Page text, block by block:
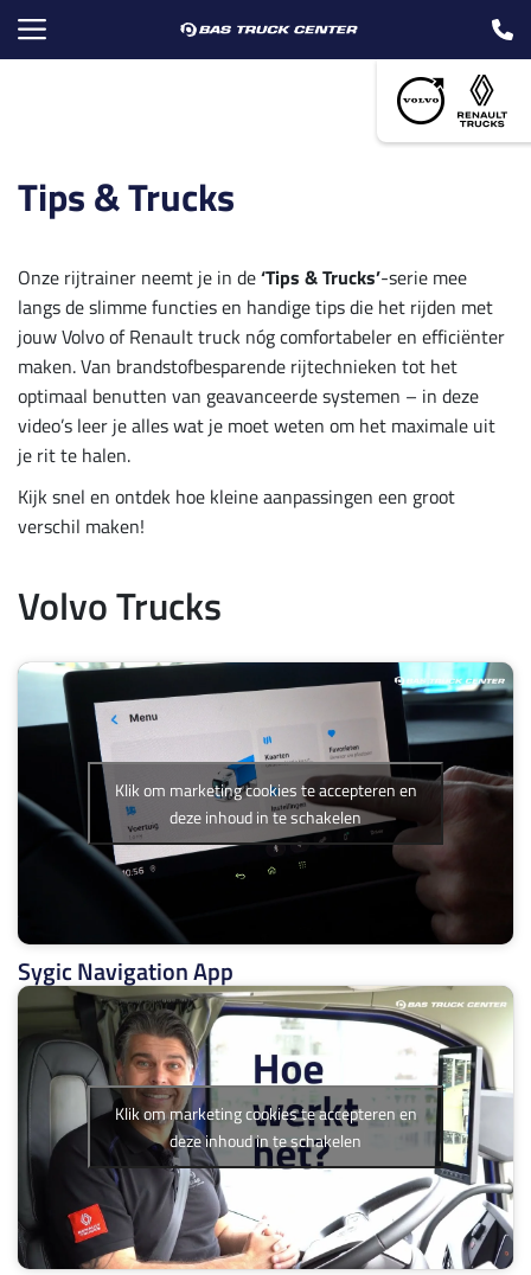
Tips & Trucks
Onze rijtrainer neemt je in de‘Tips & Trucks’-serie mee
langs de slimme functies en handige tips die het rijden met
jouw Volvo of Renault truck nóg comfortabeler en efficiënter
maken. Van brandstofbesparende rijtechnieken tot het
optimaal benutten van geavanceerde systemen – in deze
video’s leer je alles wat je moet weten om het maximale uit
je rit te halen.
Kijk snel en ontdek hoe kleine aanpassingen een groot
verschil maken!
Volvo Trucks
Klik om marketing cookies te accepteren en
deze inhoud in te schakelen
Sygic Navigation App
Klik om marketing cookies te accepteren en
deze inhoud in te schakelen